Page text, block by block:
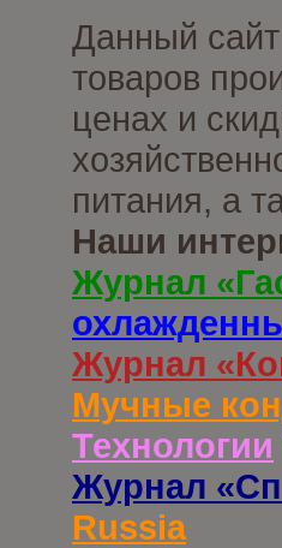
Данный
товаров
ценах и
питания, а
Наши
Журнал
Журнал
Мучные
Технологии
Журнал
Russia